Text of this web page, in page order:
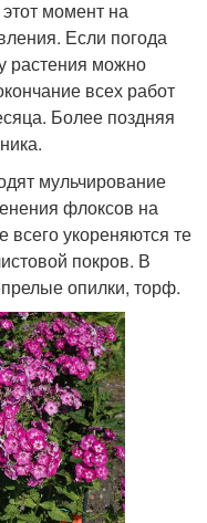
момент на
Если погода
растения можно
всех работ
Более поздняя
мульчирование
флоксов на
укореняются те
покров. В
опилки, торф.